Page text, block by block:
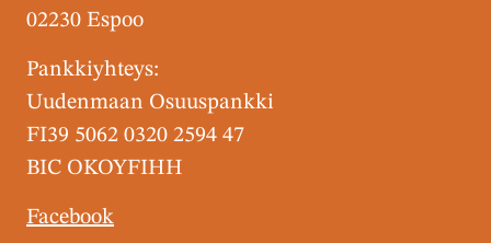
02230 Espoo
Pankkiyhteys:
Uudenmaan Osuuspankki
FI39 5062 0320 2594 47
BIC OKOYFIHH
Facebook